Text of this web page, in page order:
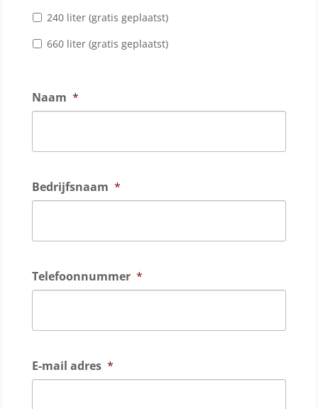
240 liter (gratis geplaatst)
660 liter (gratis geplaatst)
Naam *
Bedrijfsnaam *
Telefoonnummer *
E-mail adres *